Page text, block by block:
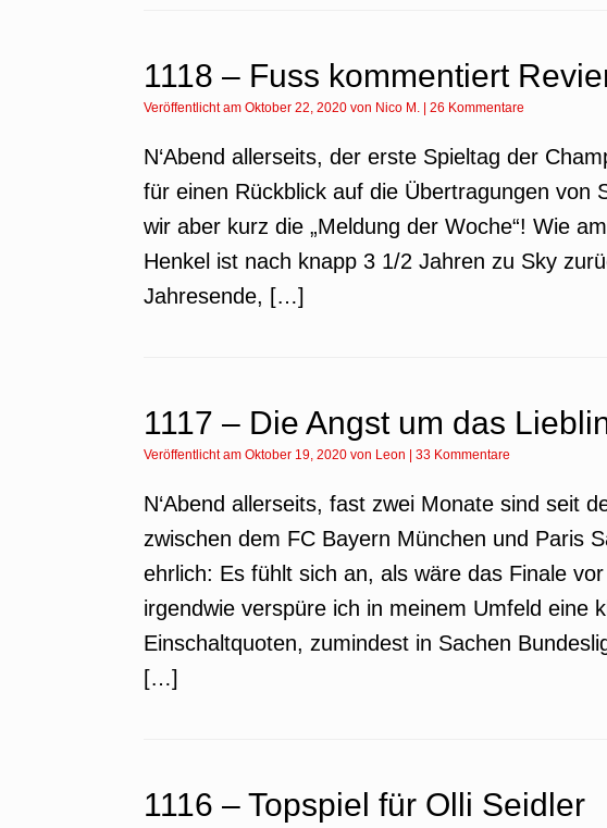
1118 – Fuss kommentiert
Veröffentlicht am Oktober 22, 2020 von Nico M. 26 Kommentare
N‘Abend allerseits, der erste Spieltag der
für einen Rückblick auf die Übertragungen von
wir aber kurz die „Meldung der Woche“! Wie
Henkel ist nach knapp 3 1/2 Jahren zu Sky
Jahresende, […]
1117 – Die Angst um das
Veröffentlicht am Oktober 19, 2020 von Leon 33 Kommentare
N‘Abend allerseits, fast zwei Monate sind seit
zwischen dem FC Bayern München und Paris
ehrlich: Es fühlt sich an, als wäre das Finale
irgendwie verspüre ich in meinem Umfeld eine
Einschaltquoten, zumindest in Sachen
[…]
1116 – Topspiel für Olli Seidler